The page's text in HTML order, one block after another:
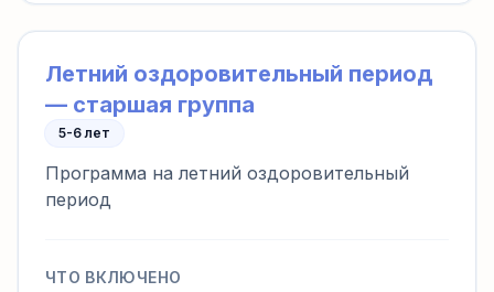
Летний оздоровительный период
— старшая группа
5-6 лет
Программа на летний оздоровительный
период
ЧТО ВКЛЮЧЕНО